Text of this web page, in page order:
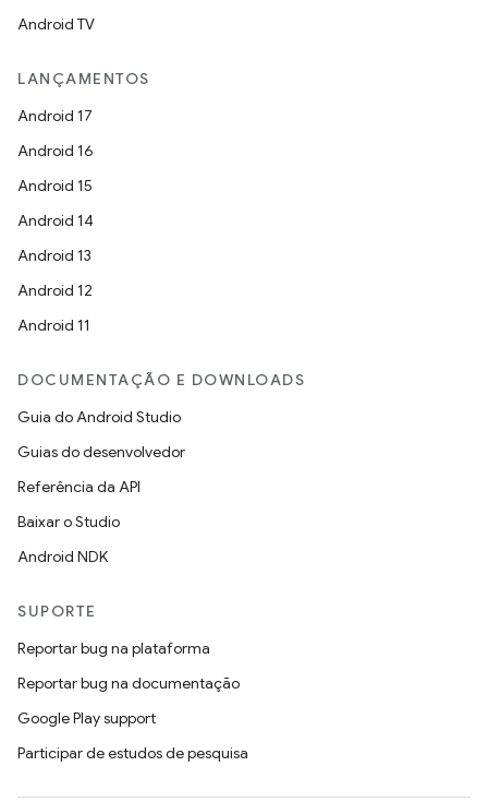
Android TV
LANÇAMENTOS
Android 17
Android 16
Android 15
Android 14
Android 13
Android 12
Android 11
DOCUMENTAÇÃO E DOWNLOADS
Guia do Android Studio
Guias do desenvolvedor
Referência da API
Baixar o Studio
Android NDK
SUPORTE
Reportar bug na plataforma
Reportar bug na documentação
Google Play support
Participar de estudos de pesquisa